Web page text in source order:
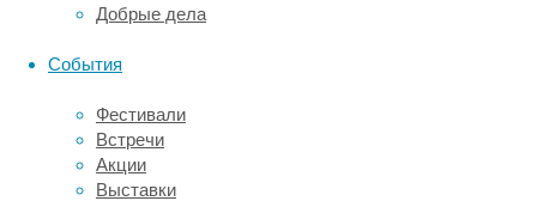
Добрые дела
События
Фестивали
Встречи
Акции
Выставки
уметь
пространственное
фруктовых
деревьев
и
ориентироваться